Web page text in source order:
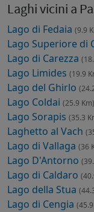
Laghi vicini a
Lago di Fedaia (9.9
Lago Superiore di
Lago di Carezza
Lago Limides (19.9
Lago del Ghirlo
Lago Coldai (25.9 Km)
Lago Sorapis (35.3
Laghetto al Vach
Lago di Vallaga (36
Lago D'Antorno
Lago di Caldaro
Lago della Stua
Lago di Cengia